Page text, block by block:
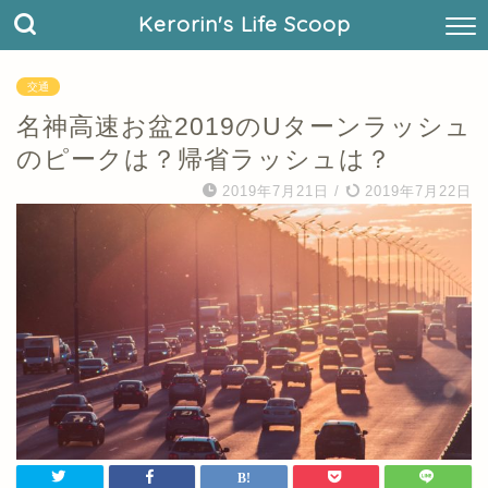
Kerorin's Life Scoop
交通
名神高速お盆2019のUターンラッシュ
のピークは？帰省ラッシュは？
2019年7月21日 / 2019年7月22日